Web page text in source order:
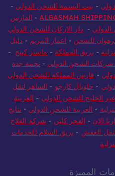
- بيت البسمة للشحن الدولي -
ALBASMAH
- الفارس
-دار الاركان للشحن الدولي
للشحن - اعمار المريم - دليل
- بريق المملكة - ماستر كينج -
شركات الشحن الدولي - نجمة جدة
- فارس المملكة للشحن الدولي
- جلوبال كارجو - الساهر لنقل
عبر الخليج للشحن الدولي - العربية
- العربية للشحن الدولي - نتايج
الان - الفجر كلين - شركة الفلاح
العفش - بريق السلام للخدمات
المميزة